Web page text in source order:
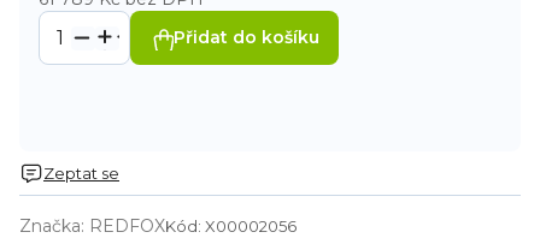
Značka: REDFOXKód: X00002056
Přidat do košíku
Zeptat se